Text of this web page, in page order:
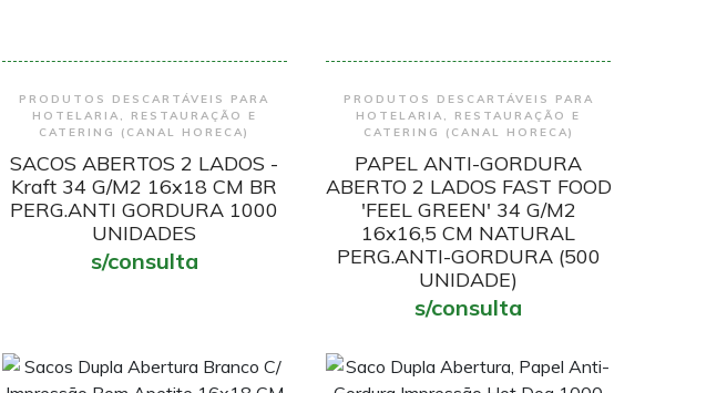
Encomendar
PRODUTOS DESCARTÁVEIS PARA
HOTELARIA, RESTAURAÇÃO E
CATERING (CANAL HORECA)
SACOS ABERTOS 2 LADOS -
Kraft 34 G/M2 16x18 CM BR
PERG.ANTI GORDURA 1000
UNIDADES
s/consulta
Encomendar
PRODUTOS DESCARTÁVEIS PARA
HOTELARIA, RESTAURAÇÃO E
CATERING (CANAL HORECA)
PAPEL ANTI-GORDURA
ABERTO 2 LADOS FAST FOOD
'FEEL GREEN' 34 G/M2
16x16,5 CM NATURAL
PERG.ANTI-GORDURA (500
UNIDADE)
s/consulta